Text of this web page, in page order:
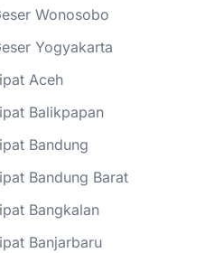
Wonosobo
Yogyakarta
Aceh
Balikpapan
Bandung
Bandung Barat
Bangkalan
Banjarbaru